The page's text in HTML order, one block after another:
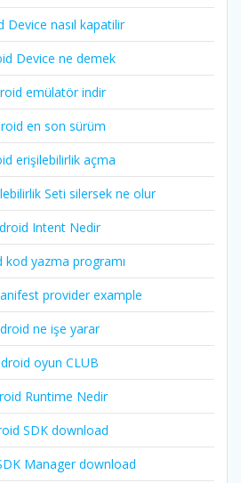
Device nasıl kapatilir
Device ne demek
emülatör indir
en son sürüm
erişilebilirlik açma
Seti silersek ne olur
Intent Nedir
kod yazma programı
provider example
ne işe yarar
oyun CLUB
Runtime Nedir
SDK download
Manager download